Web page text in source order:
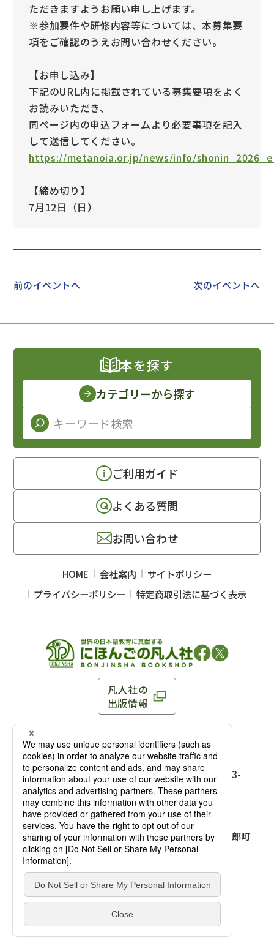
凡人社の本を見る
凡人社が出版した本を見る
ただきますようお願い申し上げます。
※参加要件や研修内容等については、本募集要
項をご確認のうえお問い合わせください。
【お申し込み】
下記のURL内に掲載されている募集要項をよく
お読みいただき、
同ページ内の申込フォームより必要事項を記入
して送信してください。
https://metanoia.or.jp/news/info/
【締め切り】
7月12日（日）
前のイベントへ 次のイベントへ
凡人社の
出版情報
〒102-0093 東京都千代田区平河町 1-3-13 8F
TEL：03-3263-3959／FAX：03-3263-3116
麹町店
〒102-0093 東京都千代田区平河町1-3-
13 8F［アクセス］
TEL：03-3239-8673／FAX：03-3263-
3116
大阪店
〒541-0056 大阪府大阪市中央区久太郎町
4-2-10
大西ビルディング 1階［
TEL：06-4256-2684／FAX：03-6733-
7887
本を探す
カテゴリーから探す
ご利用ガイド
よくある質問
お問い合わせ
HOME 会社案内
サイトポリシー
プライバシーポリシー
特定商取引法に基づく表示
© Bonjinsha Co., LTD. All Rights Reserved.